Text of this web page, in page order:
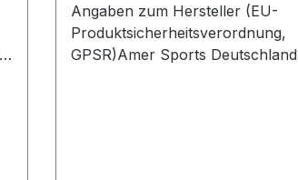
Angaben zum Hersteller (EU-
Produktsicherheitsverordnung,
GPSR)Amer Sports Deutschland